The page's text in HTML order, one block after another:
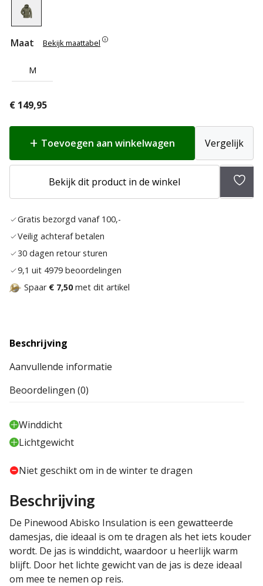
Maat Bekijk maattabel
M
€ 149,95
Toevoegen aan winkelwagen Vergelijk
Bekijk dit product in de winkel
Gratis bezorgd vanaf 100,-
Veilig achteraf betalen
30 dagen retour sturen
9,1 uit 4979 beoordelingen
Spaar € 7,50met dit artikel
Beschrijving
Aanvullende informatie
Beoordelingen (0)
Winddicht
Lichtgewicht
Niet geschikt om in de winter te dragen
Beschrijving
De Pinewood Abisko Insulation is een gewatteerde
damesjas, die ideaal is om te dragen als het iets kouder
wordt. De jas is winddicht, waardoor u heerlijk warm
blijft. Door het lichte gewicht van de jas is deze ideaal
om mee te nemen op reis.